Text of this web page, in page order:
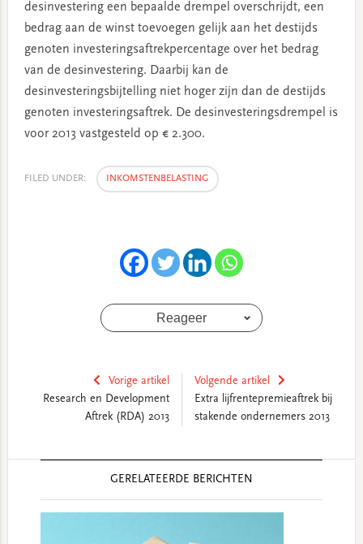
desinvestering een bepaalde drempel overschrijdt, een
bedrag aan de winst toevoegen gelijk aan het destijds
genoten investeringsaftrekpercentage over het bedrag
van de desinvestering. Daarbij kan de
desinvesteringsbijtelling niet hoger zijn dan de destijds
genoten investeringsaftrek. De desinvesteringsdrempel is
voor 2013 vastgesteld op € 2.300.
FILED UNDER: INKOMSTENBELASTING
Reageer
Vorige artikel
Research en Development
Aftrek (RDA) 2013
Volgende artikel
Extra lijfrentepremieaftrek bij
stakende ondernemers 2013
GERELATEERDE BERICHTEN